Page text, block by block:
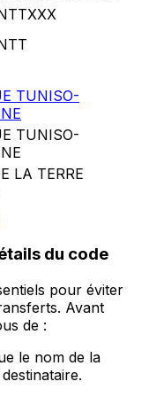
TUNISO-
TUNISO-
LA TERRE
du code
pour éviter
Avant
de :
le nom de la